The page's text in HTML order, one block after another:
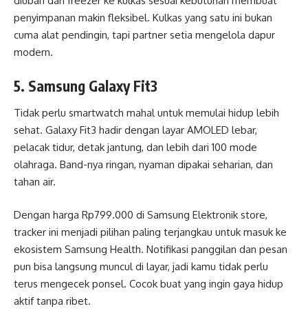
penyimpanan makin fleksibel. Kulkas yang satu ini bukan
cuma alat pendingin, tapi partner setia mengelola dapur
modern.
5. Samsung Galaxy Fit3
Tidak perlu smartwatch mahal untuk memulai hidup lebih
sehat. Galaxy Fit3 hadir dengan layar AMOLED lebar,
pelacak tidur, detak jantung, dan lebih dari 100 mode
olahraga. Band-nya ringan, nyaman dipakai seharian, dan
tahan air.
Dengan harga Rp799.000 di Samsung Elektronik store,
tracker ini menjadi pilihan paling terjangkau untuk masuk ke
ekosistem Samsung Health. Notifikasi panggilan dan pesan
pun bisa langsung muncul di layar, jadi kamu tidak perlu
terus mengecek ponsel. Cocok buat yang ingin gaya hidup
aktif tanpa ribet.